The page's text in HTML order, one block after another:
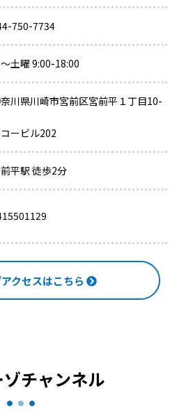
750-7734
土曜 9:00-18:00
川県川崎市宮前区宮前平１丁目10-
ービル202
平駅 徒歩2分
クセスはこちら
チャンネル